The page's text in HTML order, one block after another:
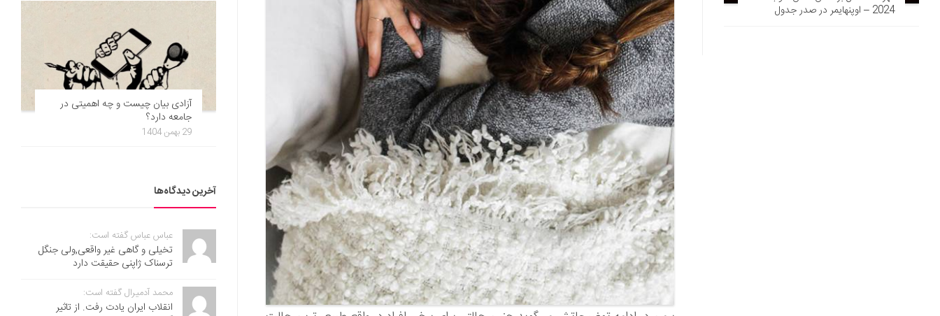
2024 – اوپنهایمر در صدر جدول
آزادی بیان چیست و چه اهمیتی در
جامعه دارد؟
29 بهمن 1404
آخرین دیدگاه‌ها
عباس عباس گفته است:
تخیلی و گاهی غیر واقعی,ولی جنگل
ترسناک ژاپنی حقیقت دارد
محمد آدمیرال گفته است:
انقلاب ایران یادت رفت. از تاثیر